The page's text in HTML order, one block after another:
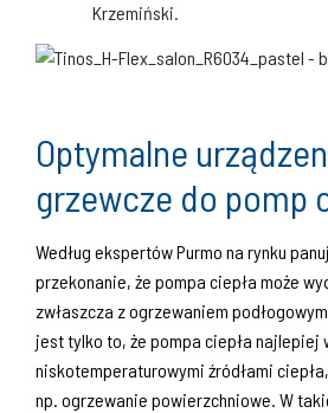
Krzemiński.
Optymalne
grzewcze do pomp
Według ekspertów Purmo na rynku
przekonanie, że pompa ciepła może
zwłaszcza z ogrzewaniem
jest tylko to, że pompa ciepła najlepiej
niskotemperaturowymi źródłami
np. ogrzewanie powierzchniowe. W